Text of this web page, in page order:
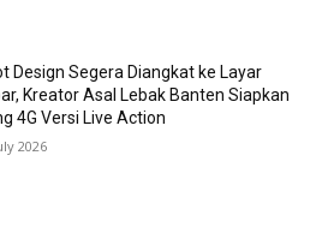
Design Segera Diangkat ke Layar
Kreator Asal Lebak Banten Siapkan
4G Versi Live Action
2026